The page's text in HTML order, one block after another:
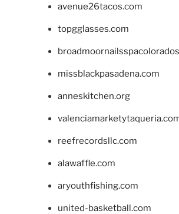
avenue26tacos.com
topgglasses.com
missblackpasadena.com
anneskitchen.org
reefrecordsllc.com
alawaffle.com
aryouthfishing.com
united-basketball.com